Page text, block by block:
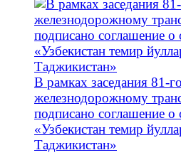
В рамках заседания 81-
железнодорожному
подписано соглашение
«Узбекистан темир
Таджикистан»